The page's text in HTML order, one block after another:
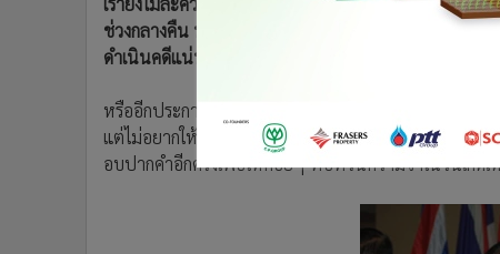
ช่วงกลางคืน หากชาวบ้านพบหรือเก็บไว้ขอให้นำมาคืนเจ้
ดำเนินคดีแน่นอน
หรืออีกประการหนึ่งที่เราตั้งข้อสังเกต คือ นายมั่นอาจให้
แต่ไม่อยากให้เดือดร้อน จึงอ้างว่าโยนทิ้งข้างทาง เรื่องนี้ต
อบปากคำอีกครั้งเพื่อให้ค่อยๆ ทบทวนความจำในวันเกิดเ